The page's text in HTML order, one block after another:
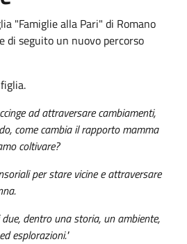
"Famiglie alla Pari" di Romano
di seguito un nuovo percorso
ad attraversare cambiamenti,
come cambia il rapporto mamma
coltivare?
per stare vicine e attraversare
dentro una storia, un ambiente,
esplorazioni."